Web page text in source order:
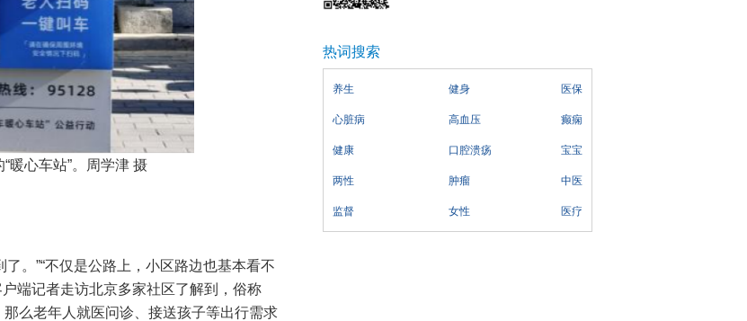
暖心车站”。周学津 摄
了。”“不仅是公路上，小区路边也基本看不
端记者走访北京多家社区了解到，俗称
么老年人就医问诊、接送孩子等出行需求
热词搜索
养生 健身 医保
心脏病 高血压 癫痫
健康 口腔溃疡 宝宝
两性 肿瘤 中医
监督 女性 医疗